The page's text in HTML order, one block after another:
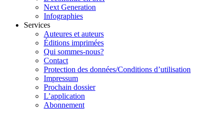
Next Generation
Infographies
Services
Auteures et auteurs
Éditions imprimées
Qui sommes-nous?
Contact
Protection des données/Conditions d’utilisation
Impressum
Prochain dossier
L’application
Abonnement